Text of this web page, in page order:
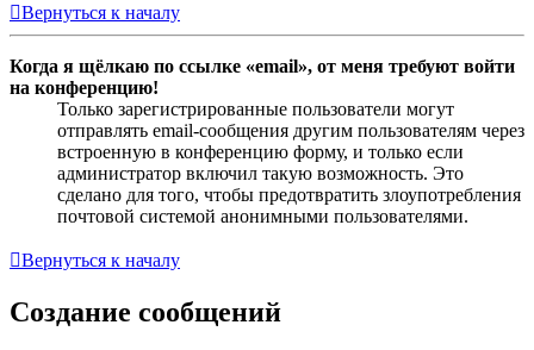
Вернуться к началу
Когда я щёлкаю по ссылке «email», от меня требуют войти
на конференцию!
Только зарегистрированные пользователи могут
отправлять email-сообщения другим пользователям через
встроенную в конференцию форму, и только если
администратор включил такую возможность. Это
сделано для того, чтобы предотвратить злоупотребления
почтовой системой анонимными пользователями.
Вернуться к началу
Создание сообщений